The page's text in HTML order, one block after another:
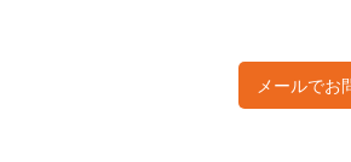
メールでお